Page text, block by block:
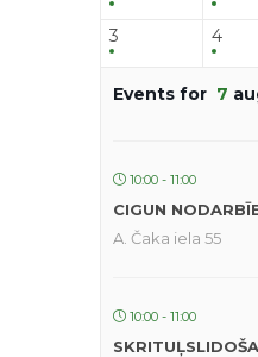
3 4
Events for 7
10:00 - 11:00
CIGUN
A. Čaka iela 55
10:00 - 11:00